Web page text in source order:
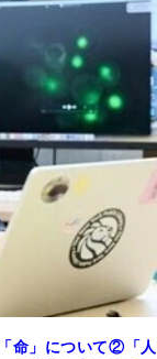
命」について②「人